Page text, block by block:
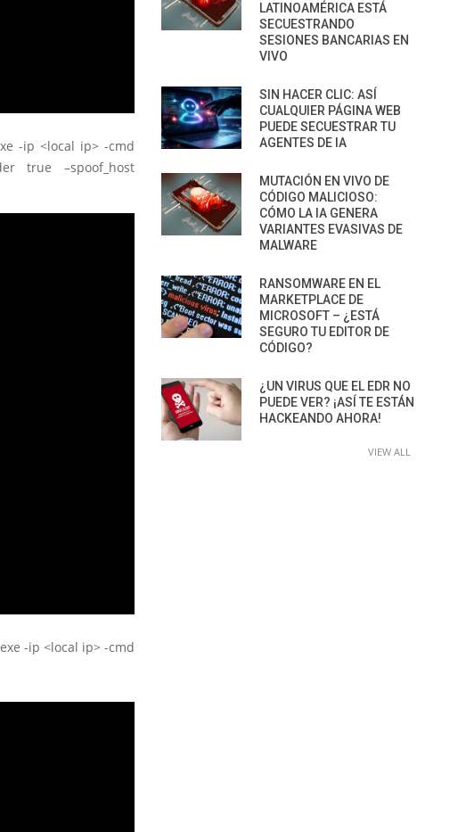
-ip <local ip> -cmd
true –spoof_host
-ip <local ip> -cmd
LATINOAMÉRICA ESTÁ
SECUESTRANDO
SESIONES BANCARIAS EN
VIVO
SIN HACER CLIC: ASÍ
CUALQUIER PÁGINA WEB
PUEDE SECUESTRAR TU
AGENTES DE IA
MUTACIÓN EN VIVO DE
CÓDIGO MALICIOSO:
CÓMO LA IA GENERA
VARIANTES EVASIVAS DE
MALWARE
RANSOMWARE EN EL
MARKETPLACE DE
MICROSOFT – ¿ESTÁ
SEGURO TU EDITOR DE
CÓDIGO?
¿UN VIRUS QUE EL EDR NO
PUEDE VER? ¡ASÍ TE ESTÁN
HACKEANDO AHORA!
VIEW ALL